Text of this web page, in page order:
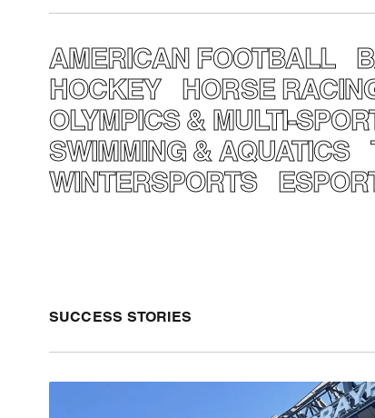
AMERICAN FOOTBALL
HOCKEY
HORSE
OLYMPICS & MULTI-
SWIMMING & AQUATICS
WINTERSPORTS
SUCCESS STORIES